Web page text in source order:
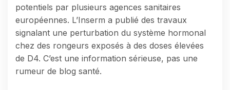
potentiels par plusieurs agences sanitaires
européennes. L’Inserm a publié des travaux
signalant une perturbation du système hormonal
chez des rongeurs exposés à des doses élevées
de D4. C’est une information sérieuse, pas une
rumeur de blog santé.